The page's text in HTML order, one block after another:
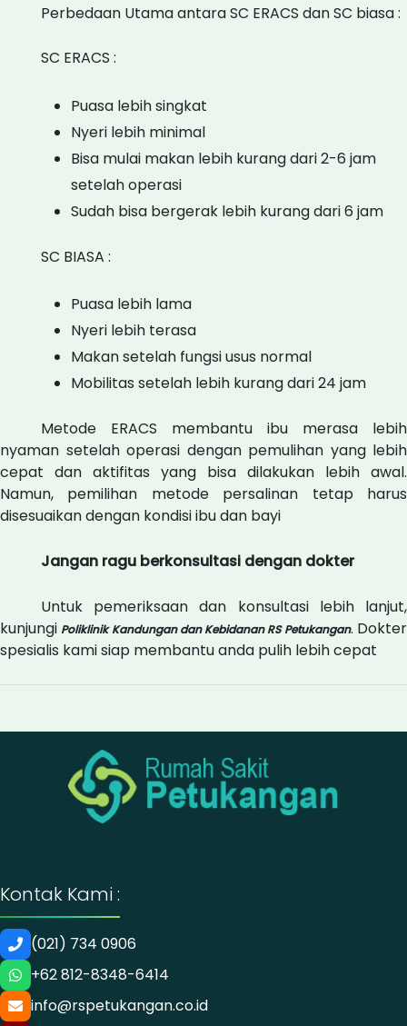
Perbedaan Utama antara SC ERACS dan SC biasa :
SC ERACS :
Puasa lebih singkat
Nyeri lebih minimal
Bisa mulai makan lebih kurang dari 2-6 jam
setelah operasi
Sudah bisa bergerak lebih kurang dari 6 jam
SC BIASA :
Puasa lebih lama
Nyeri lebih terasa
Makan setelah fungsi usus normal
Mobilitas setelah lebih kurang dari 24 jam
Metode ERACS membantu ibu merasa lebih
nyaman setelah operasi dengan pemulihan yang lebih
cepat dan aktifitas yang bisa dilakukan lebih awal.
Namun, pemilihan metode persalinan tetap harus
disesuaikan dengan kondisi ibu dan bayi
Jangan ragu berkonsultasi dengan dokter
Untuk pemeriksaan dan konsultasi lebih lanjut,
kunjungi Poliklinik Kandungan dan Kebidanan RS Petukangan. Dokter
spesialis kami siap membantu anda pulih lebih cepat
Kontak Kami :
(021) 734 0906
+62 812-8348-6414
info@rspetukangan.co.id